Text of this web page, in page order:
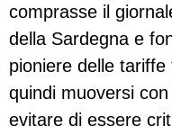
comprasse il
della Sardegna e
pioniere delle
quindi muoversi
evitare di essere